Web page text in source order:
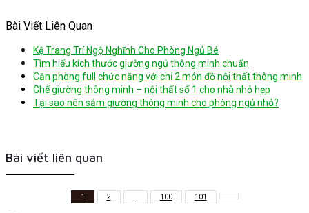
Bài Viết Liên Quan
Kệ Trang Trí Ngộ Nghĩnh Cho Phòng Ngủ Bé
Tìm hiểu kích thước giường ngủ thông minh chuẩn
Căn phòng full chức năng với chỉ 2 món đồ nội thất thông minh
Ghế giường thông minh – nội thất số 1 cho nhà nhỏ hẹp
Tại sao nên sắm giường thông minh cho phòng ngủ nhỏ?
Bài viết liên quan
1 2 100 101